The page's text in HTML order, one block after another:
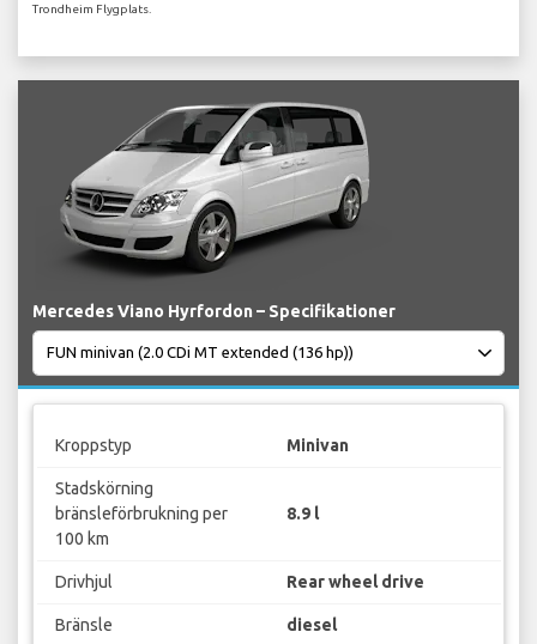
Trondheim Flygplats.
Mercedes Viano Hyrfordon – Specifikationer
Kroppstyp Minivan
Stadskörning
bränsleförbrukning per
100 km
8.9 l
Drivhjul Rear wheel drive
Bränsle diesel